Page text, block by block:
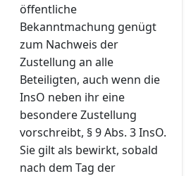
öffentliche
Bekanntmachung genügt
zum Nachweis der
Zustellung an alle
Beteiligten, auch wenn die
InsO neben ihr eine
besondere Zustellung
vorschreibt, § 9 Abs. 3 InsO.
Sie gilt als bewirkt, sobald
nach dem Tag der